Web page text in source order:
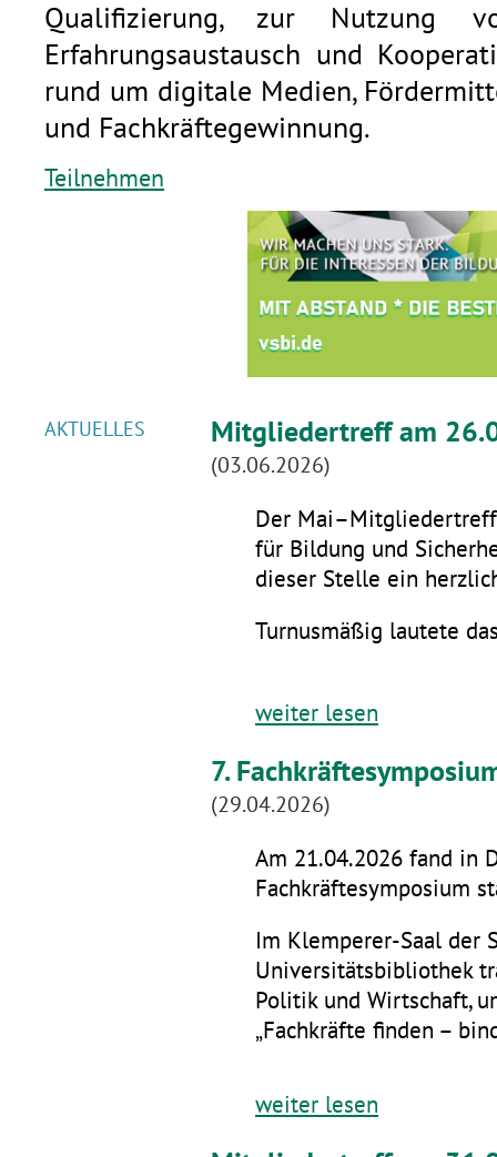
Qualifizierung, zur Nutzung
Erfahrungsaustausch und
rund um digitale Medien,
und Fachkräftegewinnung.
Teilnehmen
AKTUELLES Mitgliedertreff am
(03.06.2026)
Der
für Bildung und
dieser Stelle ein
Turnusmäßig lautete
weiter lesen
7.
(29.04.2026)
Am 21.04.2026 fand in
Fachkräftesymposium
Im Klemperer-Saal der
Universitätsbibliothek
Politik und Wirtschaft,
„Fachkräfte finden –
weiter lesen